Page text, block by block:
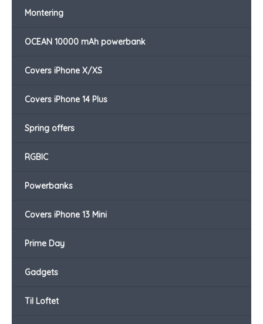
Montering
OCEAN 10000 mAh powerbank
Covers iPhone X/XS
Covers iPhone 14 Plus
Spring offers
RGBIC
Powerbanks
Covers iPhone 13 Mini
Prime Day
Gadgets
Til Loftet